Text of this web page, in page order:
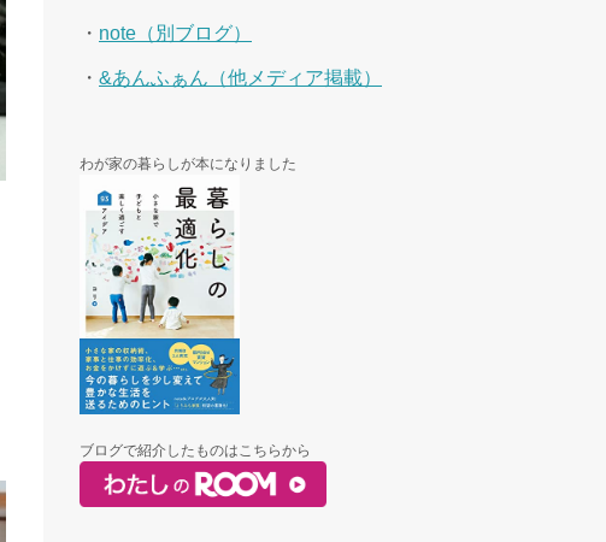
・ note（別ブログ）
・ &あんふぁん（他メディア掲載）
わが家の暮らしが本になりました
ブログで紹介したものはこちらから